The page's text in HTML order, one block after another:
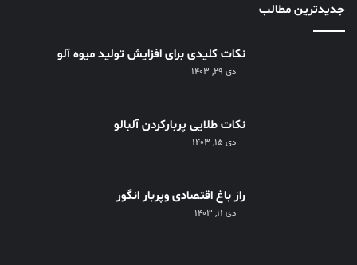
جدیدترین مطالب
نکات کلیدی برای افزایش تولید میوه آلو
دی ۲۹, ۱۴۰۳
نکات طلایی پربارکردن آلبالو
دی ۱۵, ۱۴۰۳
راز باغ اقتصادی وپربار انگور
دی ۱۱, ۱۴۰۳